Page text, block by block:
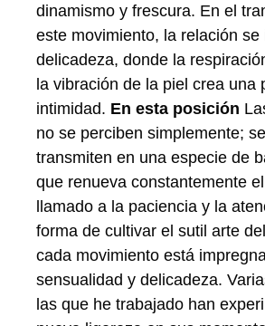
dinamismo y frescura. En el
este movimiento, la relación se
delicadeza, donde la
la vibración de la piel crea una
intimidad. En esta posición
no se perciben simplemente;
transmiten en una especie de
que renueva constantemente
llamado a la paciencia y la
forma de cultivar el sutil arte
cada movimiento está
sensualidad y delicadeza.
las que he trabajado han